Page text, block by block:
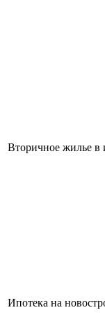
Вторичное жилье в
Ипотека на